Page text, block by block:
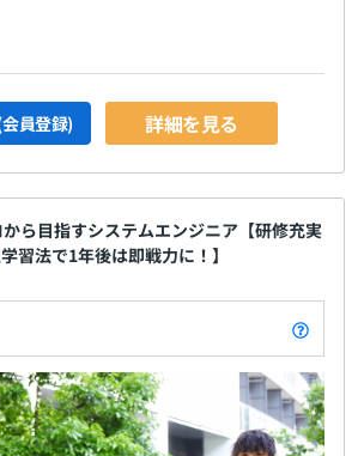
員登録) 詳細を見る
ら目指すシステムエンジニア【研修充実
習法で1年後は即戦力に！】